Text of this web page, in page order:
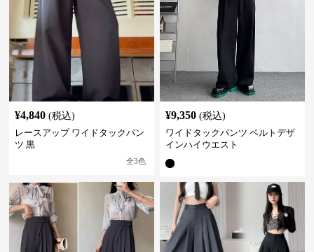
¥4,840 (税込)
レースアップ ワイドタックパン
ツ 黒
全3色
¥9,350 (税込)
ワイドタックパンツ ベルトデザ
インハイウエスト